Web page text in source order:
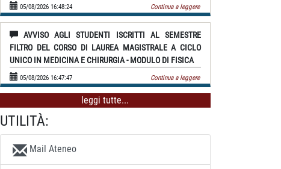
05/08/2026 16:48:24 Continua a leggere
AVVISO AGLI STUDENTI ISCRITTI AL SEMESTRE
FILTRO DEL CORSO DI LAUREA MAGISTRALE A CICLO
UNICO IN MEDICINA E CHIRURGIA - MODULO DI FISICA
05/08/2026 16:47:47 Continua a leggere
leggi tutte...
UTILITÀ:
Mail Ateneo